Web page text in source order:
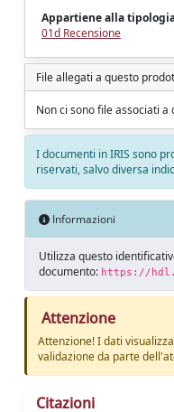
Appartiene alla
01d Recensione
File allegati a questo
Non ci sono file associati
I documenti in IRIS sono
riservati, salvo diversa
Informazioni
Utilizza questo
documento: https://
Attenzione
Attenzione! I dati
validazione da parte
Citazioni